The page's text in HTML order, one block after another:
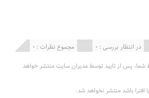
مجموع نظرات : 0 در انتظار بررسی : 0
پس از تایید توسط مدیران سایت منتشر خواهد
باشد منتشر نخواهد شد.